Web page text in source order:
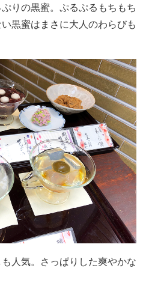
りの黒蜜。ぷるぷるもちもち
黒蜜はまさに大人のわらびも
人気。さっぱりした爽やかな